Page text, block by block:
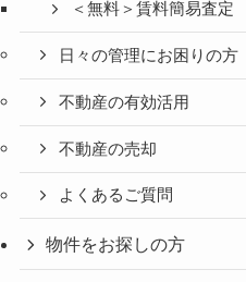
＜無料＞賃料簡易査定
日々の管理にお困りの方
不動産の有効活用
不動産の売却
よくあるご質問
物件をお探しの方